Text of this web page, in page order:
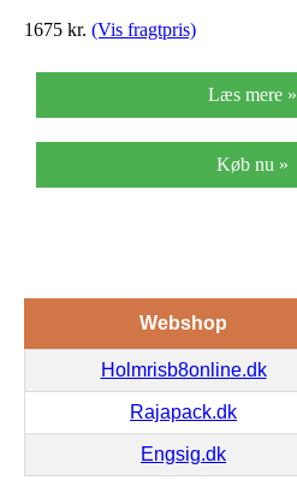
1675 kr. (Vis fragtpris)
Læs mere »
Køb nu »
Webshop
Holmrisb8online.dk
Rajapack.dk
Engsig.dk